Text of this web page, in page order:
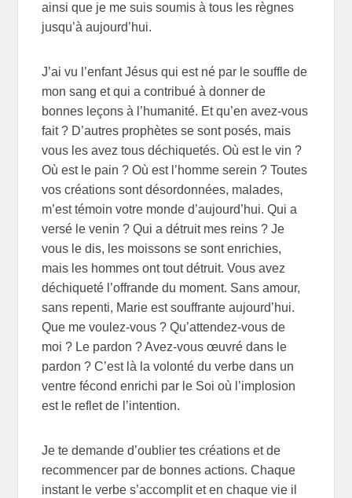
ainsi que je me suis soumis à tous les règnes
jusqu’à aujourd’hui.
J’ai vu l’enfant Jésus qui est né par le souffle de
mon sang et qui a contribué à donner de
bonnes leçons à l’humanité. Et qu’en avez-vous
fait ? D’autres prophètes se sont posés, mais
vous les avez tous déchiquetés. Où est le vin ?
Où est le pain ? Où est l’homme serein ? Toutes
vos créations sont désordonnées, malades,
m’est témoin votre monde d’aujourd’hui. Qui a
versé le venin ? Qui a détruit mes reins ? Je
vous le dis, les moissons se sont enrichies,
mais les hommes ont tout détruit. Vous avez
déchiqueté l’offrande du moment. Sans amour,
sans repenti, Marie est souffrante aujourd’hui.
Que me voulez-vous ? Qu’attendez-vous de
moi ? Le pardon ? Avez-vous œuvré dans le
pardon ? C’est là la volonté du verbe dans un
ventre fécond enrichi par le Soi où l’implosion
est le reflet de l’intention.
Je te demande d’oublier tes créations et de
recommencer par de bonnes actions. Chaque
instant le verbe s’accomplit et en chaque vie il